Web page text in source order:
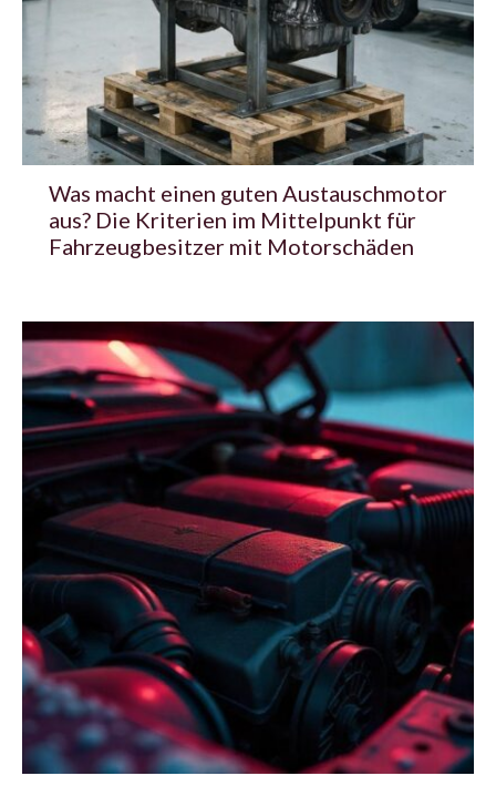
Was macht einen guten Austauschmotor
aus? Die Kriterien im Mittelpunkt für
Fahrzeugbesitzer mit Motorschäden